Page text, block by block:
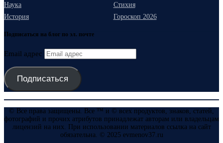
Наука
Стихия
История
Гороскоп 2026
Подписаться на блог по эл. почте
Email адрес
Подписаться
© Все права защищены. Все ™ и © всех продуктов, знаков, статей,
фотографий и прочих атрибутов принадлежат авторам или владельцам
лицензий на них. При использовании материалов ссылка на сайт
обязательна. © 2025 evmenov37.ru